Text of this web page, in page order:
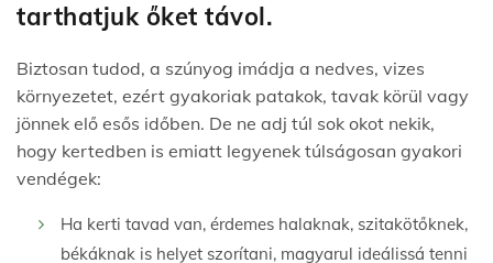
tarthatjuk őket távol.
Biztosan tudod, a szúnyog imádja a nedves, vizes
környezetet, ezért gyakoriak patakok, tavak körül vagy
jönnek elő esős időben. De ne adj túl sok okot nekik,
hogy kertedben is emiatt legyenek túlságosan gyakori
vendégek:
Ha kerti tavad van, érdemes halaknak, szitakötőknek,
békáknak is helyet szorítani, magyarul ideálissá tenni